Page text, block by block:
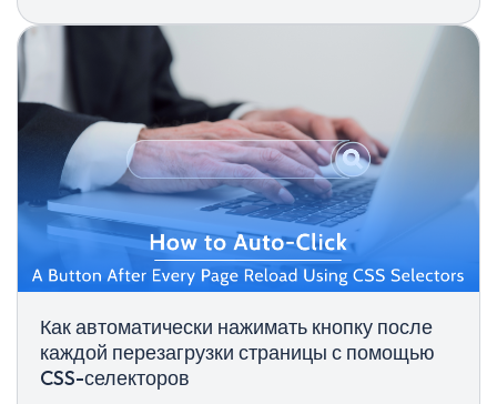
Как автоматически нажимать кнопку после
каждой перезагрузки страницы с помощью
CSS-селекторов